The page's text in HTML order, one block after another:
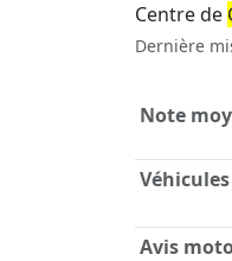
Centre de
Dernière
Note
Avis